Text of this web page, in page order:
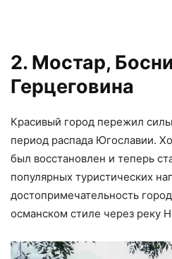
2. Мостар,
Герцеговина
Красивый город пережил
период распада Югославии.
был восстановлен и теперь
популярных туристических
достопримечательность
османском стиле через реку